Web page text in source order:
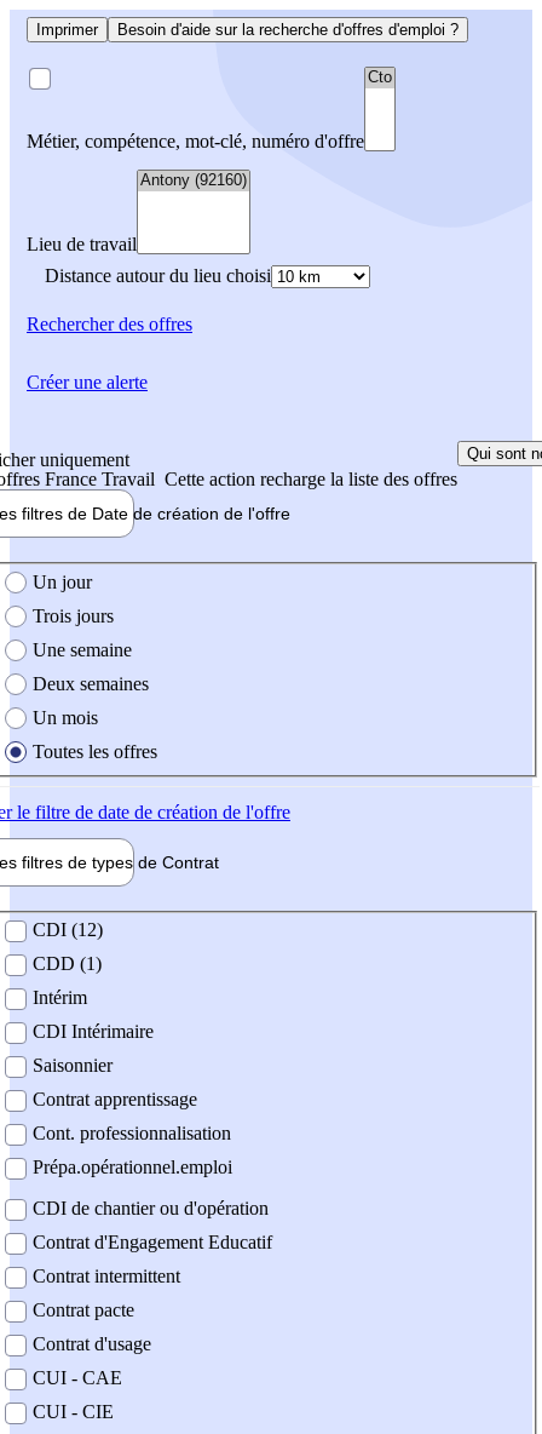
Imprimer Besoin d'aide sur la recherche d'offres d'emploi ?
Métier, compétence, mot-clé, numéro d'offre
Lieu de travail
Distance autour du lieu choisi
Rechercherdes offres
uniquement
France Travail Cette action recharge la liste des offres
Qui sont
filtres de Date de création de l'offre
création de l'offre
Un jour
Trois jours
Une semaine
Deux semaines
Un mois
Toutes les offres
le filtre de date de création de l'offre
filtres de types de Contrat
contrat
CDI (12)
CDD (1)
Intérim
CDI Intérimaire
Saisonnier
Contrat apprentissage
Cont. professionnalisation
Prépa.opérationnel.emploi
CDI de chantier ou d'opération
Contrat d'Engagement Educatif
Contrat intermittent
Contrat pacte
Contrat d'usage
CUI - CAE
CUI - CIE
Créer une alerte